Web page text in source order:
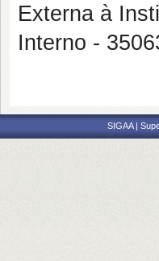
Externa à
Interno -
SIGAA |